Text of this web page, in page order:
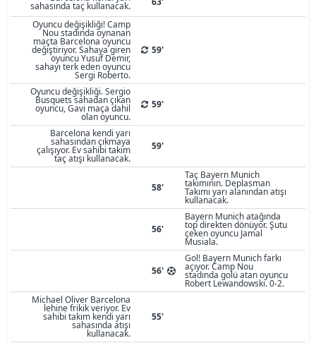
sahasında taç kullanacak.
Oyuncu değişikliği! Camp
Nou stadında oynanan
maçta Barcelona oyuncu
değiştiriyor. Sahaya giren
oyuncu Yusuf Demir,
sahayı terk eden oyuncu
Sergi Roberto.
59'
Oyuncu değişikliği. Sergio
Busquets sahadan çıkan
oyuncu, Gavi maça dahil
olan oyuncu.
59'
Barcelona kendi yarı
sahasından çıkmaya
çalışıyor. Ev sahibi takım
taç atışı kullanacak.
59'
58'
Taç Bayern Munich
takımının. Deplasman
Takımı yarı alanından atışı
kullanacak.
56'
Bayern Munich atağında
top direkten dönüyor. Şutu
çeken oyuncu Jamal
Musiala.
56'
Gol! Bayern Munich farkı
açıyor. Camp Nou
stadında golü atan oyuncu
Robert Lewandowski. 0-2.
Michael Oliver Barcelona
lehine frikik veriyor. Ev
sahibi takım kendi yarı
sahasında atışı
kullanacak.
55'